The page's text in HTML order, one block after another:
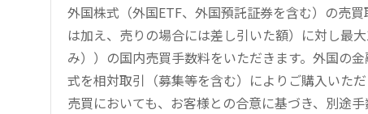
外国株式（外国ETF、外国預託証券を含む）の売
は加え、売りの場合には差し引いた額）に対し最
み））の国内売買手数料をいただきます。外国の
式を相対取引（募集等を含む）によりご購入いた
売買においても、お客様との合意に基づき、別途